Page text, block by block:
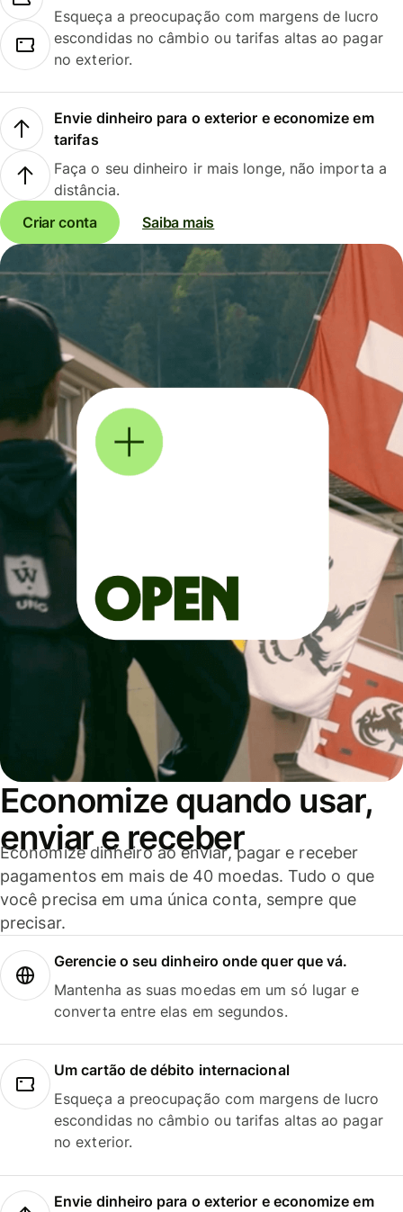
Esqueça a preocupação com margens de lucro
escondidas no câmbio ou tarifas altas ao pagar
no exterior.
Envie dinheiro para o exterior e economize em
tarifas
Faça o seu dinheiro ir mais longe, não importa a
distância.
Criar conta
Saiba mais
Economize quando usar,
enviar e receber
Economize dinheiro ao enviar, pagar e receber
pagamentos em mais de 40 moedas. Tudo o que
você precisa em uma única conta, sempre que
precisar.
Gerencie o seu dinheiro onde quer que vá.
Mantenha as suas moedas em um só lugar e
converta entre elas em segundos.
Um cartão de débito internacional
Esqueça a preocupação com margens de lucro
escondidas no câmbio ou tarifas altas ao pagar
no exterior.
Envie dinheiro para o exterior e economize em